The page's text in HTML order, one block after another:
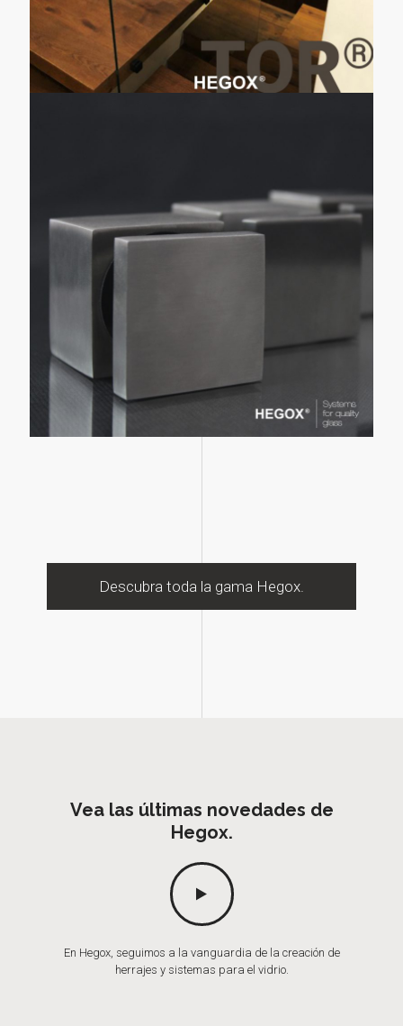
Descubra toda la gama Hegox.
Vea las últimas novedades de
Hegox.
En Hegox, seguimos a la vanguardia de la creación de
herrajes y sistemas para el vidrio.